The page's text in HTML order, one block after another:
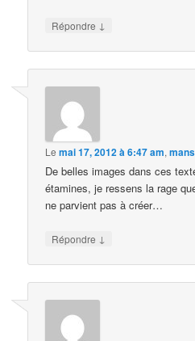
Répondre ↓
Lemai 17, 2012 à 6:47 am,
De belles images dans ces
étamines, je ressens la rage
ne parvient pas à créer…
Répondre ↓